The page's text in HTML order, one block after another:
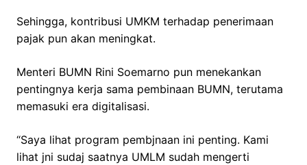
Sehingga, kontribusi UMKM terhadap penerimaan
pajak pun akan meningkat.
Menteri BUMN Rini Soemarno pun menekankan
pentingnya kerja sama pembinaan BUMN, terutama
memasuki era digitalisasi.
“Saya lihat program pembjnaan ini penting. Kami
lihat jni sudaj saatnya UMLM sudah mengerti